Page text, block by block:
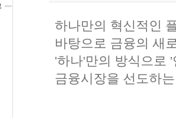
하나만의 혁신적인
바탕으로 금융의 새
'하나'만의 방식으로
금융시장을 선도하